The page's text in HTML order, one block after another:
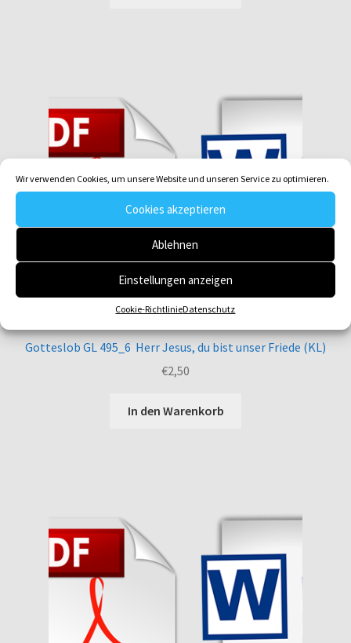
Wir verwenden Cookies, um unsere Website und unseren Service zu optimieren.
Cookies akzeptieren
Ablehnen
Einstellungen anzeigen
Cookie-RichtlinieDatenschutz
Gotteslob GL 495_6 Herr Jesus, du bist unser Friede (KL)
€2,50
In den Warenkorb